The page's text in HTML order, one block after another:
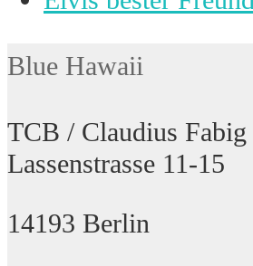
Blue Hawaii
TCB / Claudius Fabig
Lassenstrasse 11-15
14193 Berlin